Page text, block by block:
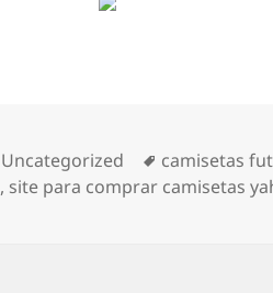
Categorías
Uncategorized Etiquetas
camisetas
, site para comprar camisetas